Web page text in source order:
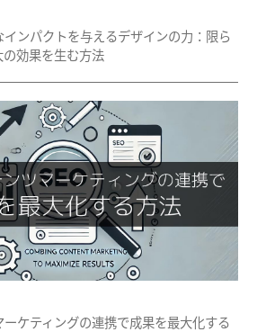
ンパクトを与えるデザインの力：限ら
効果を生む方法
ケティングの連携で成果を最大化する